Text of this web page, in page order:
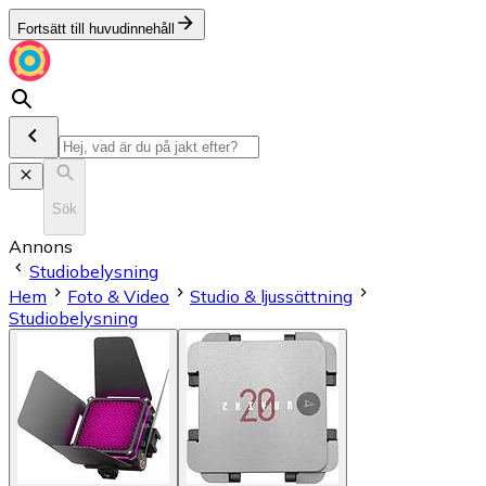
Fortsätt till huvudinnehåll
Sök
Annons
Studiobelysning
Hem
Foto & Video
Studio & ljussättning
Studiobelysning